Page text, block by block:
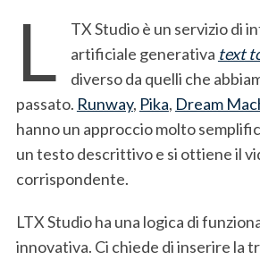
L
TX Studio è un servizio di
artificiale generativa text
diverso da quelli che
passato. Runway, Pika, Dream
hanno un approccio molto
un testo descrittivo e si ottiene il
corrispondente.
LTX Studio ha una logica di
innovativa. Ci chiede di inserire la